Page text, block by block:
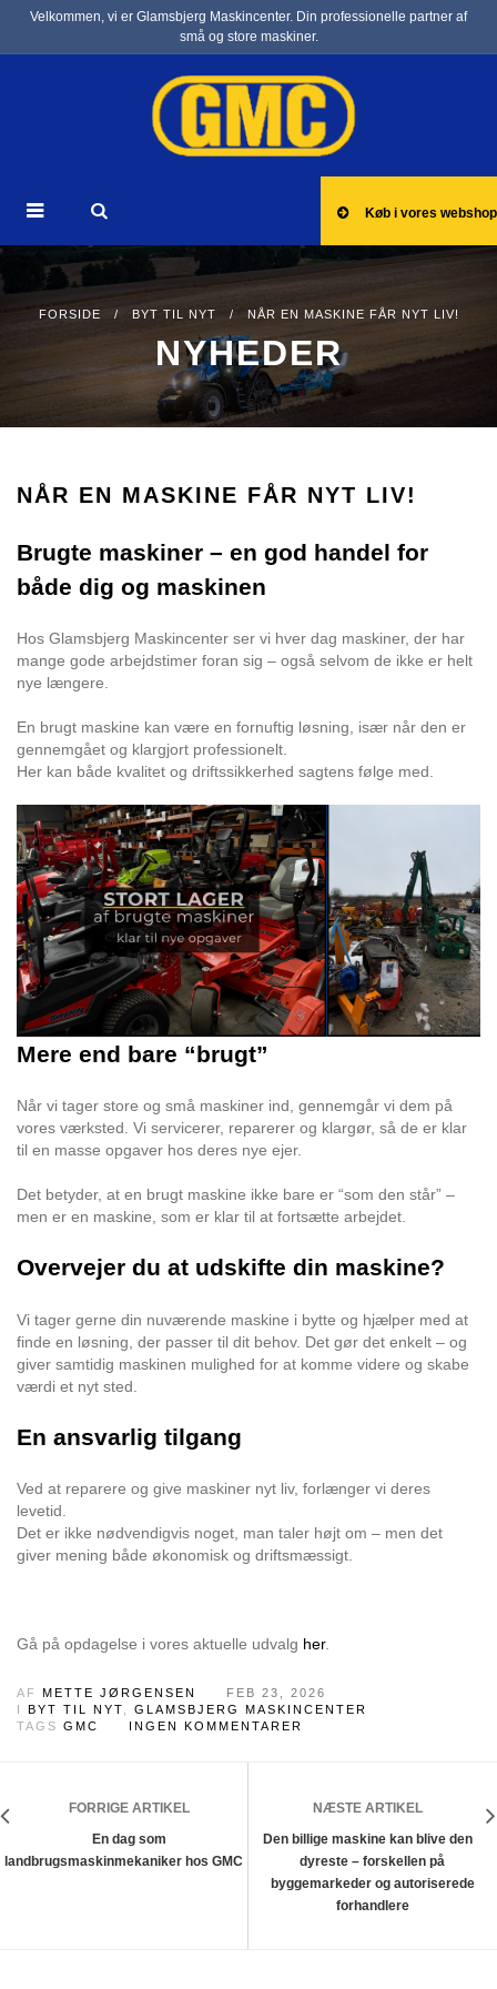
Velkommen, vi er Glamsbjerg Maskincenter. Din professionelle partner af
små og store maskiner.
Køb i vores webshop
FORSIDE / BYT TIL NYT / NÅR EN MASKINE FÅR NYT LIV!
NYHEDER
NÅR EN MASKINE FÅR NYT LIV!
Brugte maskiner – en god handel for
både dig og maskinen
Hos Glamsbjerg Maskincenter ser vi hver dag maskiner, der har
mange gode arbejdstimer foran sig – også selvom de ikke er helt
nye længere.
En brugt maskine kan være en fornuftig løsning, især når den er
gennemgået og klargjort professionelt.
Her kan både kvalitet og driftssikkerhed sagtens følge med.
Mere end bare “brugt”
Når vi tager store og små maskiner ind, gennemgår vi dem på
vores værksted. Vi servicerer, reparerer og klargør, så de er klar
til en masse opgaver hos deres nye ejer.
Det betyder, at en brugt maskine ikke bare er “som den står” –
men er en maskine, som er klar til at fortsætte arbejdet.
Overvejer du at udskifte din maskine?
Vi tager gerne din nuværende maskine i bytte og hjælper med at
finde en løsning, der passer til dit behov. Det gør det enkelt – og
giver samtidig maskinen mulighed for at komme videre og skabe
værdi et nyt sted.
En ansvarlig tilgang
Ved at reparere og give maskiner nyt liv, forlænger vi deres
levetid.
Det er ikke nødvendigvis noget, man taler højt om – men det
giver mening både økonomisk og driftsmæssigt.
Gå på opdagelse i vores aktuelle udvalg her.
AF METTE JØRGENSEN
FEB 23, 2026
I BYT TIL NYT
GLAMSBJERG MASKINCENTER
TAGS GMC INGEN KOMMENTARER
FORRIGE ARTIKEL
En dag som
landbrugsmaskinmekaniker hos GMC
NÆSTE ARTIKEL
Den billige maskine kan blive den
dyreste – forskellen på
byggemarkeder og autoriserede
forhandlere